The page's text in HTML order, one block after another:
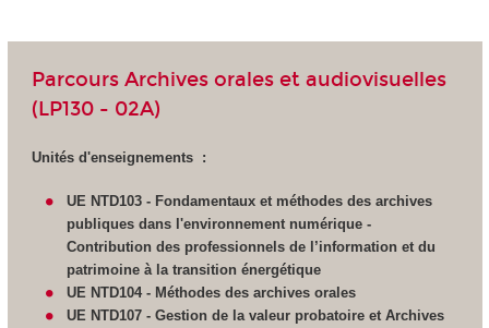
Parcours Archives orales et audiovisuelles
(LP130 - 02A)
Unités d'enseignements :
UE NTD103 - Fondamentaux et méthodes des archives
publiques dans l'environnement numérique -
Contribution des professionnels de l’information et du
patrimoine à la transition énergétique
UE NTD104 - Méthodes des archives orales
UE NTD107 - Gestion de la valeur probatoire et Archives